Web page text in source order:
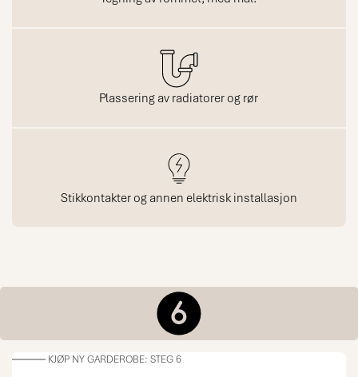
Plassering av radiatorer og rør
Stikkontakter og annen elektrisk installasjon
KJØP NY GARDEROBE: STEG 6